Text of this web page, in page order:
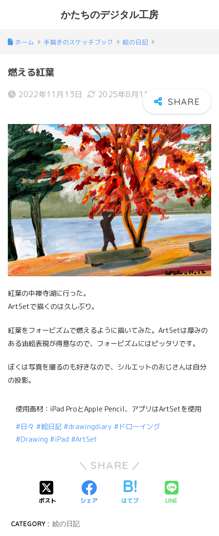
かたちのデジタル工房
ホーム 手描きのスケッチブック 絵の日記
燃える紅葉
2022年11月13日 2025年8月11日
紅葉の中禅寺湖に行った。
ArtSetで描くのは久しぶり。
紅葉をフォービズムで燃えるように描いてみた。ArtSetは厚みの
ある油絵表現が得意なので、フォービズムにはピッタリです。
ぼくは写真を撮るのも好きなので、シルエットのおじさんは自分
の投影。
使用画材：iPad ProとApple Pencil、アプリはArtSetを使用
#日々 #絵日記 #drawingdiary #ドローイング
#Drawing #iPad #ArtSet
SHARE
ポスト シェア はてブ LINE
CATEGORY : 絵の日記